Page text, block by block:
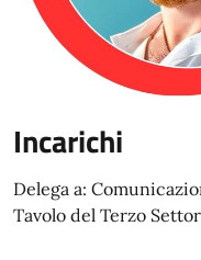
Incarichi
Delega a:
Tavolo del Terzo